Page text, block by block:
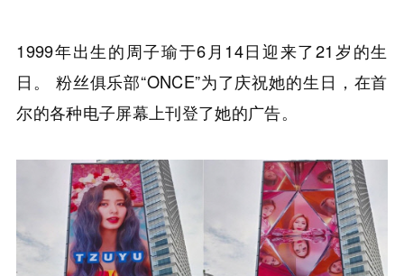
1999年出生的周子瑜于6月14日迎来了21岁的生
日。 粉丝俱乐部“ONCE”为了庆祝她的生日，在首
尔的各种电子屏幕上刊登了她的广告。